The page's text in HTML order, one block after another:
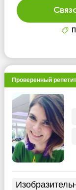
Проверенный